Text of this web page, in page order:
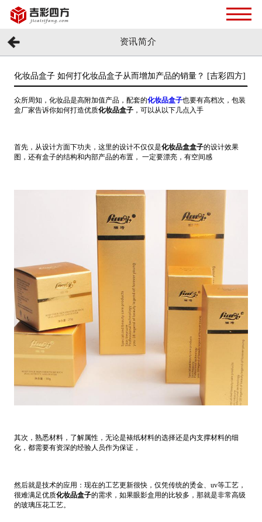
资讯简介
化妆品盒子 如何打化妆品盒子从而增加产品的销量？ [吉彩四方]
众所周知，化妆品是高附加值产品，配套的化妆品盒子也要有高档次，包装
盒厂家告诉你如何打造优质化妆品盒子，可以从以下几点入手
首先，从设计方面下功夫，这里的设计不仅仅是化妆品盒盒子的设计效果
图，还有盒子的结构和内部产品的布置， 一定要漂亮，有空间感
其次，熟悉材料，了解属性，无论是裱纸材料的选择还是内支撑材料的细
化，都需要有资深的经验人员作为保证，
然后就是技术的应用：现在的工艺更新很快，仅凭传统的烫金、uv等工艺，
很难满足优质化妆品盒子的需求，如果眼影盒用的比较多，那就是非常高级
的玻璃压花工艺。